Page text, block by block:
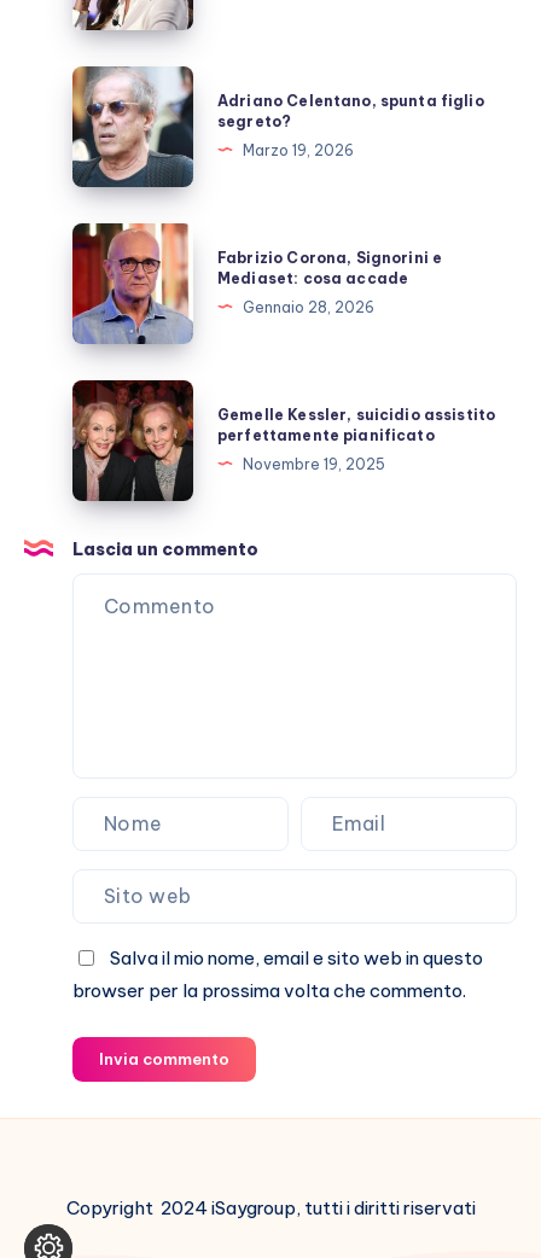
ora
dopo
il
ricovero
Adriano
Celentano,
spunta
figlio
segreto?
Adriano Celentano, spunta figlio
segreto?
Marzo 19, 2026
Fabrizio
Corona,
Signorini
e
Mediaset:
cosa
accade
Fabrizio Corona, Signorini e
Mediaset: cosa accade
Gennaio 28, 2026
Gemelle
Kessler,
suicidio
assistito
perfettamente
pianificato
Gemelle Kessler, suicidio assistito
perfettamente pianificato
Novembre 19, 2025
Lascia un commento
Salva il mio nome, email e sito web in questo
browser per la prossima volta che commento.
Invia commento
Copyright 2024 iSaygroup, tutti i diritti riservati